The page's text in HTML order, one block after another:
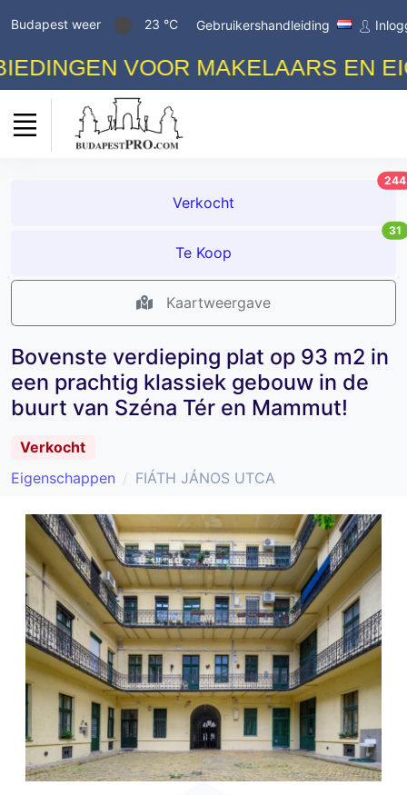
Budapest weer 23 °C Gebruikershandleiding
VOOR MAKELAARS EN
Verkocht
244
Te Koop
31
Kaartweergave
Bovenste verdieping plat op 93 m2 in
een prachtig klassiek gebouw in de
buurt van Széna Tér en Mammut!
Verkocht
Eigenschappen
FIÁTH JÁNOS UTCA